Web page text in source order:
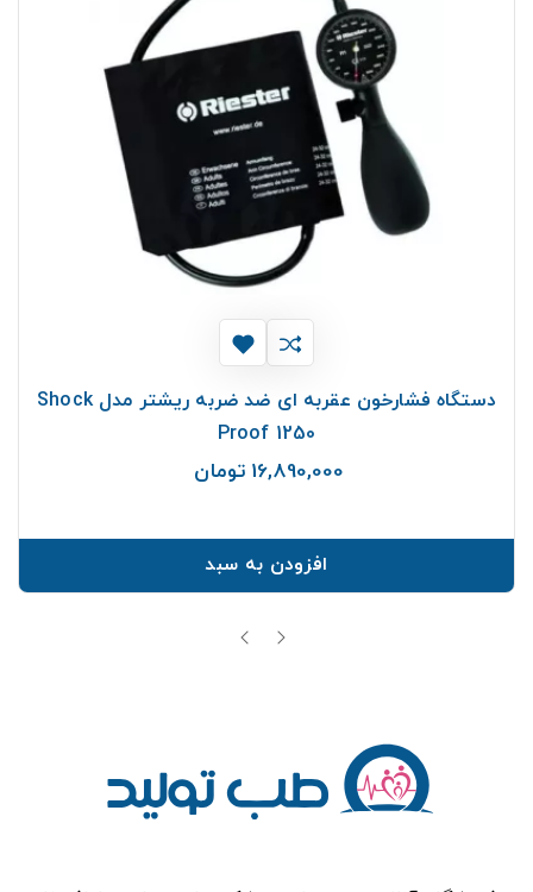
دستگاه فشارخون عقربه ای ضد ضربه ریشتر مدل Shock
Proof 1250
16,890,000 تومان
افزودن به سبد